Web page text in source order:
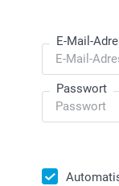
E-Mail-
Passwort